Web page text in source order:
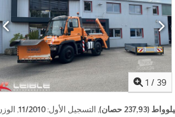
1 / 39
, التسجيل الأول:11/2010
,